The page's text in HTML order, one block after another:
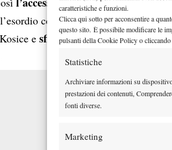
caratteristiche e funzioni.
Clicca qui sotto per acconsentire a
questo sito. È possibile modificare le
pulsanti della Cookie Policy o
Statistiche
Archiviare informazioni su
prestazioni dei contenuti,
fonti diverse.
Marketing
contro Strakova per 6-0 6-1,
e sfiderà Erika Andreeva, ex